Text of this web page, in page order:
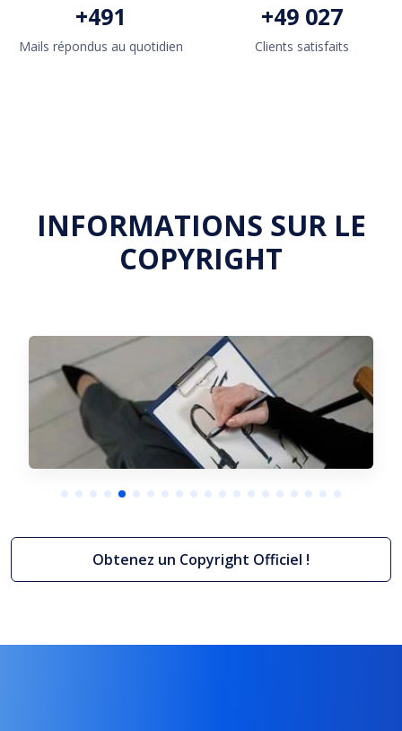
+500
Mails répondus au quotidien
+50 000
Clients satisfaits
INFORMATIONS SUR LE
COPYRIGHT
Réglement de jeu et concours
Obtenez un Copyright Officiel !